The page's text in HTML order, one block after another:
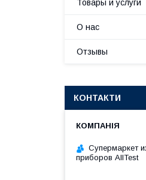
Товары и услуги
О нас
Отзывы
КОНТАКТИ
Супермаркет
приборов AllTest